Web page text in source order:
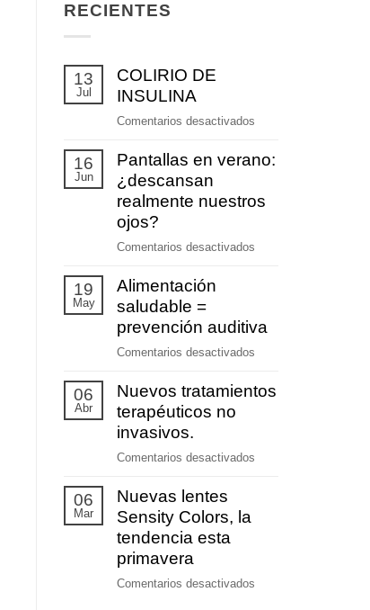
RECIENTES
13
Jul
COLIRIO DE
INSULINA
Comentarios desactivados
DE
16
Jun
Pantallas en verano:
¿descansan
realmente nuestros
ojos?
Comentarios desactivados
¿descansan
19
May
Alimentación
saludable =
prevención auditiva
Comentarios desactivados
saludable
06
Abr
Nuevos tratamientos
terapéuticos no
invasivos.
Comentarios desactivados
06
Mar
Nuevas lentes
Sensity Colors, la
tendencia esta
primavera
Comentarios desactivados